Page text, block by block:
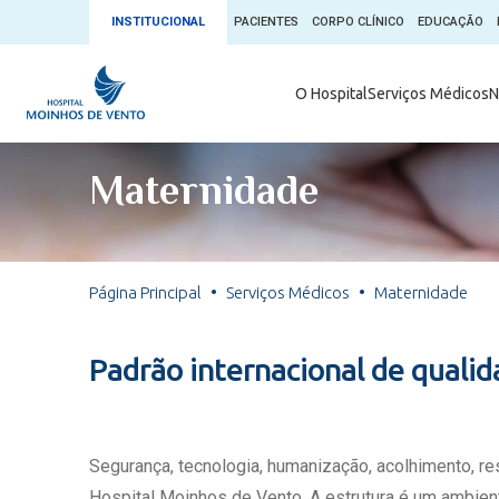
INSTITUCIONAL PACIENTES CORPO CLÍNICO EDUCAÇÃO
O HospitalServiços Médicos
Serviços Médicos
Núcleos e Especialidades
Exames
Fale com o Moinhos
Seu Médico
Ambulatório
Comitê de
Conheça
Blog Saúde
Convênios
Doação de
Escritório
Maternidade
Página Principal Serviços Médicos Maternidade
Padrão internacional de
Segurança, tecnologia, humanização, acolhimento,